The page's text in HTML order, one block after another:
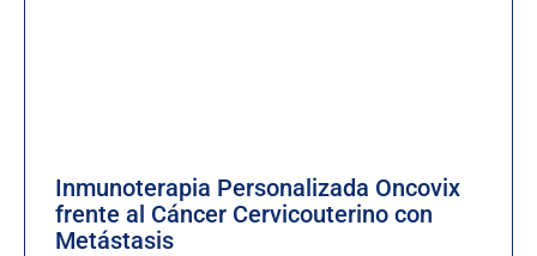
Inmunoterapia Personalizada Oncovix
frente al Cáncer Cervicouterino con
Metástasis